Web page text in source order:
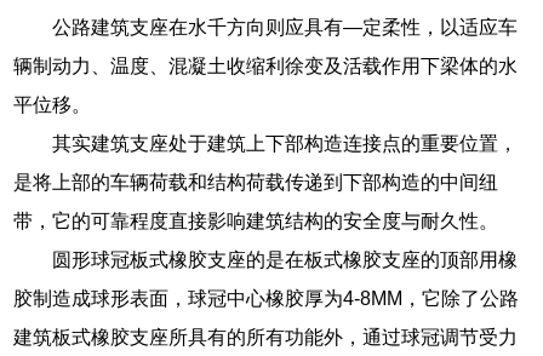
公路建筑支座在水千方向则应具有—定柔性，以适应车
辆制动力、温度、混凝土收缩利徐变及活载作用下梁体的水
平位移。
其实建筑支座处于建筑上下部构造连接点的重要位置，
是将上部的车辆荷载和结构荷载传递到下部构造的中间纽
带，它的可靠程度直接影响建筑结构的安全度与耐久性。
圆形球冠板式橡胶支座的是在板式橡胶支座的顶部用橡
胶制造成球形表面，球冠中心橡胶厚为4-8MM，它除了公路
建筑板式橡胶支座所具有的所有功能外，通过球冠调节受力